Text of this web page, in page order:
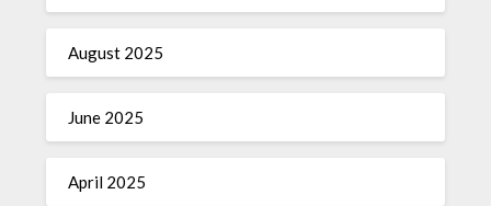
August 2025
June 2025
April 2025